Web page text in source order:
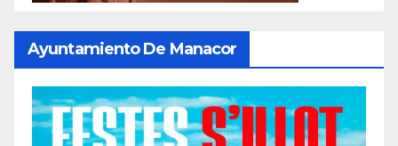
Ayuntamiento De Manacor